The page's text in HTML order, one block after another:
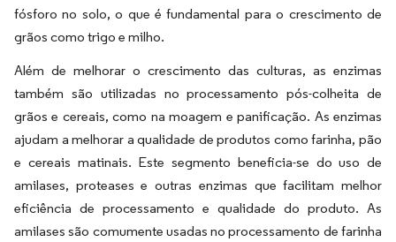
fósforo no solo, o que é fundamental para o crescimento de
grãos como trigo e milho.
Além de melhorar o crescimento das culturas, as enzimas
também são utilizadas no processamento pós-colheita de
grãos e cereais, como na moagem e panificação. As enzimas
ajudam a melhorar a qualidade de produtos como farinha, pão
e cereais matinais. Este segmento beneficia-se do uso de
amilases, proteases e outras enzimas que facilitam melhor
eficiência de processamento e qualidade do produto. As
amilases são comumente usadas no processamento de farinha